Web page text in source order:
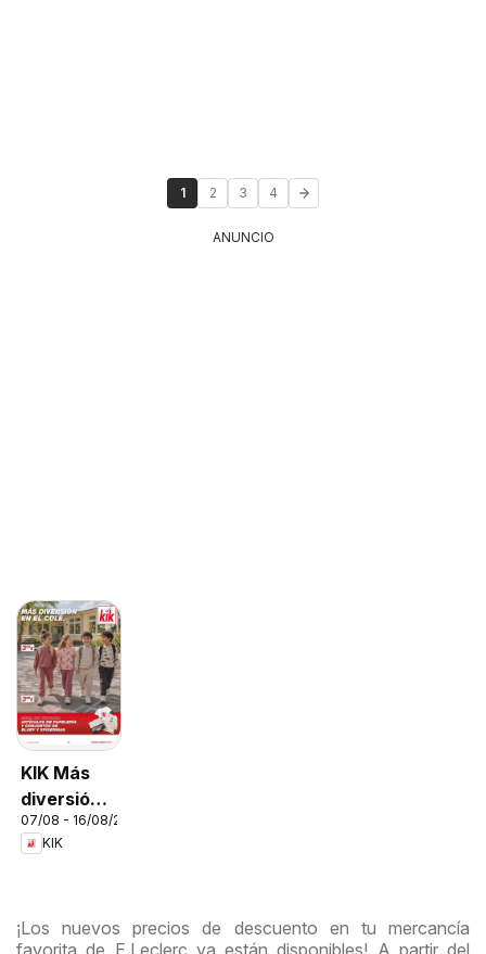
1 2 3 4
ANUNCIO
KIK Más
diversión
en el cole
07/08 - 16/08/2026
KIK
¡Los nuevos precios de descuento en tu mercancía
favorita de E.Leclerc ya están disponibles! A partir del